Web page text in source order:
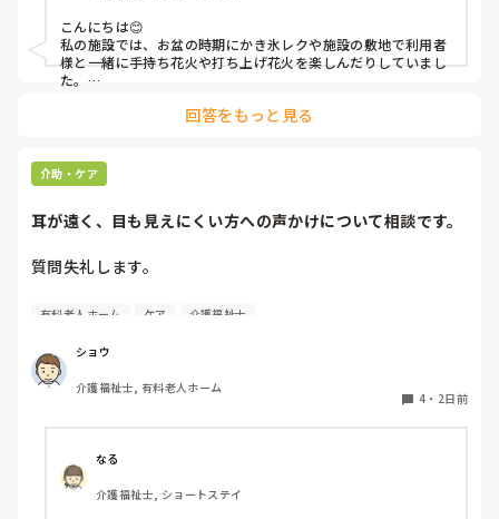
こんにちは😊
私の施設では、お盆の時期にかき氷レクや施設の敷地で利用者
様と一緒に手持ち花火や打ち上げ花火を楽しんだりしていまし
た。
利用者様にとっても良い経験にもなりますね！
回答をもっと見る
介助・ケア
耳が遠く、目も見えにくい方への声かけについて相談です。
質問失礼します。
耳が遠く、目もあまり見えていない利用者様への声かけにつ
現在、私は「大きな声で、ゆっくり耳元でお話しする」とい
う方法で対応しています。
聞き取れると安心していただける方なので何とか理解しても
かり、痛めてしまうことがあります。
みなさんの職場で、このような方と関わる際に工夫している
ことや、喉に負担をかけずに意思疎通ができる良い方法など
有料老人ホーム ケア 介護福祉士
ショウ
介護福祉士, 有料老人ホーム
4 ・ 2日前
なる
介護福祉士, ショートステイ